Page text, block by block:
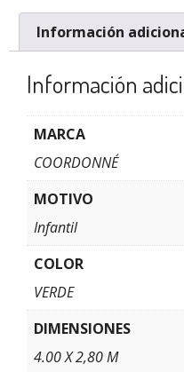
Información
Información
MARCA
COORDONNÉ
MOTIVO
Infantil
COLOR
VERDE
DIMENSIONES
4.00 X 2,80 M